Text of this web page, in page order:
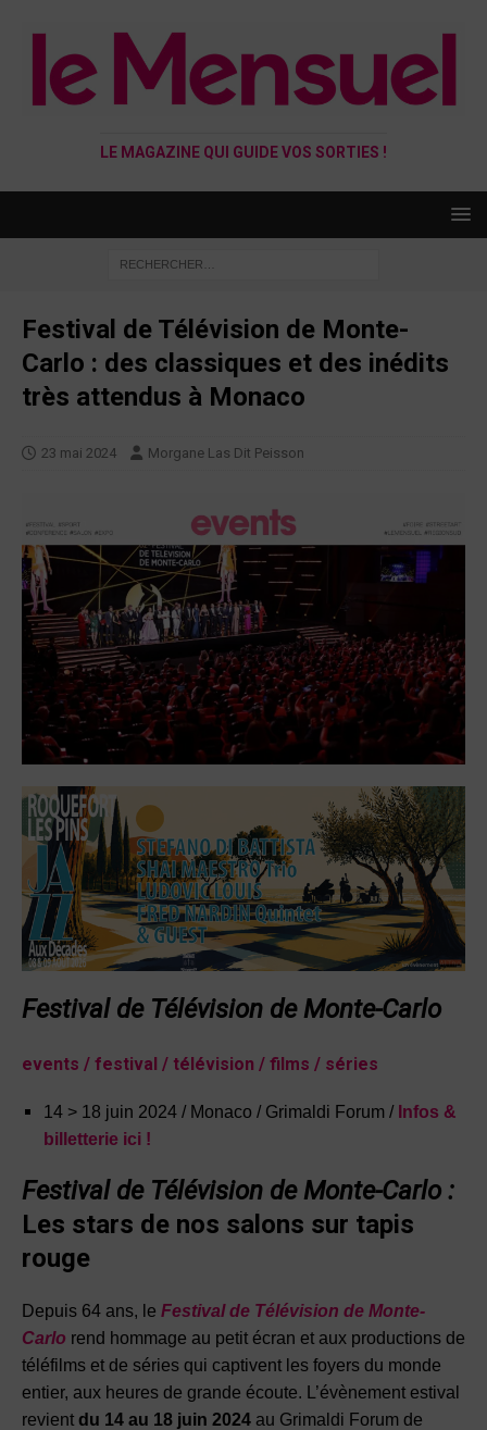
LE MAGAZINE QUI GUIDE VOS SORTIES !
Festival de Télévision de Monte-
Carlo : des classiques et des inédits
très attendus à Monaco
23 mai 2024 Morgane Las Dit Peisson
Festival de Télévision de Monte-Carlo
events / festival / télévision / films / séries
14 > 18 juin 2024 / Monaco / Grimaldi Forum /Infos &
billetterie ici !
Festival de Télévision de Monte-Carlo :
Les stars de nos salons sur tapis
rouge
Depuis 64 ans, le Festival de Télévision de Monte-
Carlo rend hommage au petit écran et aux productions de
téléfilms et de séries qui captivent les foyers du monde
entier, aux heures de grande écoute. L’évènement estival
revient du 14 au 18 juin 2024 au Grimaldi Forum de